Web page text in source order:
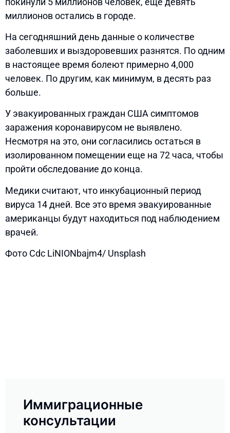
миллионов остались в городе.
На сегодняшний день данные о количестве
заболевших и выздоровевших разнятся. По одним
в настоящее время болеют примерно 4,000
человек. По другим, как минимум, в десять раз
больше.
У эвакуированных граждан США симптомов
заражения коронавирусом не выявлено.
Несмотря на это, они согласились остаться в
изолированном помещении еще на 72 часа, чтобы
пройти обследование до конца.
Медики считают, что инкубационный период
вируса 14 дней. Все это время эвакуированные
американцы будут находиться под наблюдением
врачей.
Фото Cdc LiNIONbajm4/ Unsplash
Иммиграционные
консультации